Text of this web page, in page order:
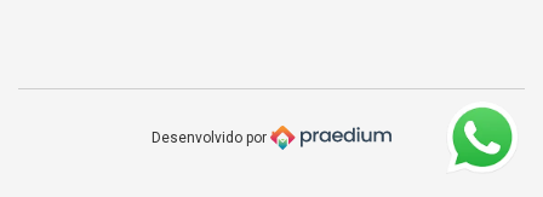
Desenvolvido por